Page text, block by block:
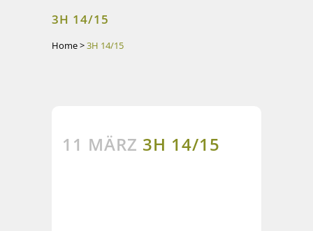
3H 14/15
Home>3H 14/15
11 MÄRZ 3H 14/15